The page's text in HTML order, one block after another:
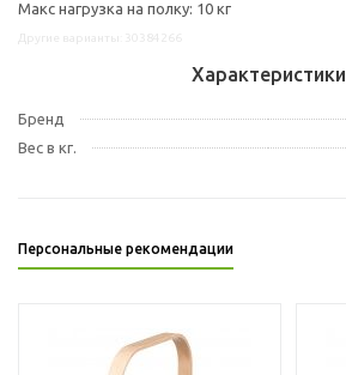
Макс нагрузка на полку: 10 кг
Характеристики
Бренд
Вес в кг.
Персональные рекомендации